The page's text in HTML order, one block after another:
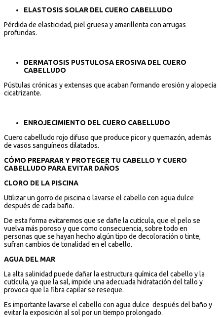
ELASTOSIS SOLAR DEL CUERO CABELLUDO
Pérdida de elasticidad, piel gruesa y amarillenta con arrugas
profundas.
DERMATOSIS PUSTULOSA EROSIVA DEL CUERO
CABELLUDO
Pústulas crónicas y extensas que acaban formando erosión y alopecia
cicatrizante.
ENROJECIMIENTO DEL CUERO CABELLUDO
Cuero cabelludo rojo difuso que produce picor y quemazón, además
de vasos sanguíneos dilatados.
CÓMO PREPARAR Y PROTEGER TU CABELLO Y CUERO
CABELLUDO PARA EVITAR DAÑOS
CLORO DE LA PISCINA
Utilizar un gorro de piscina o lavarse el cabello con agua dulce
después de cada baño.
De esta forma evitaremos que se dañe la cutícula, que el pelo se
vuelva más poroso y que como consecuencia, sobre todo en
personas que se hayan hecho algún tipo de decoloración o tinte,
sufran cambios de tonalidad en el cabello.
AGUA DEL MAR
La alta salinidad puede dañar la estructura química del cabello y la
cutícula, ya que la sal, impide una adecuada hidratación del tallo y
provoca que la fibra capilar se reseque.
Es importante lavarse el cabello con agua dulce después del baño y
evitar la exposición al sol por un tiempo prolongado.